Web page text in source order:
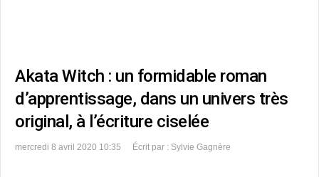
Akata Witch : un formidable roman
d’apprentissage, dans un univers très
original, à l’écriture ciselée
mercredi 8 avril 2020 10:35 Écrit par : Sylvie Gagnère